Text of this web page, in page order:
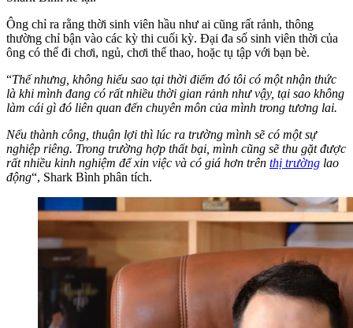
Ông chỉ ra rằng thời sinh viên hầu như ai cũng rất rảnh, thông
thường chỉ bận vào các kỳ thi cuối kỳ. Đại đa số sinh viên thời của
ông có thể đi chơi, ngủ, chơi thể thao, hoặc tụ tập với bạn bè.
“Thế nhưng, không hiểu sao tại thời điểm đó tôi có một nhận thức
là khi mình đang có rất nhiều thời gian rảnh như vậy, tại sao không
làm cái gì đó liên quan đến chuyên môn của mình trong tương lai.
Nếu thành công, thuận lợi thì lúc ra trường mình sẽ có một sự
nghiệp riêng. Trong trường hợp thất bại, mình cũng sẽ thu gặt được
rất nhiều kinh nghiệm để xin việc và có giá hơn trên thị trường lao
động“, Shark Bình phân tích.